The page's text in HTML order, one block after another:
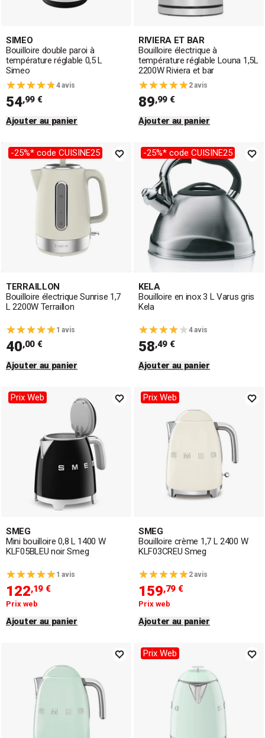
SIMEO
Bouilloire double paroi à
température réglable 0,5 L
Simeo
4 avis
54,99 €
Ajouter au panier
RIVIERA ET BAR
Bouilloire électrique à
température réglable Louna 1,5L
2200W Riviera et bar
2 avis
89,99 €
Ajouter au panier
-25%* code CUISINE25
TERRAILLON
Bouilloire électrique Sunrise 1,7
L 2200W Terraillon
1 avis
40,00 €
Ajouter au panier
-25%* code CUISINE25
KELA
Bouilloire en inox 3 L Varus gris
Kela
4 avis
58,49 €
Ajouter au panier
Prix Web
SMEG
Mini bouilloire 0,8 L 1400 W
KLF05BLEU noir Smeg
1 avis
122,19 €
Prix web
Ajouter au panier
Prix Web
SMEG
Bouilloire crème 1,7 L 2400 W
KLF03CREU Smeg
2 avis
159,79 €
Prix web
Ajouter au panier
Prix Web